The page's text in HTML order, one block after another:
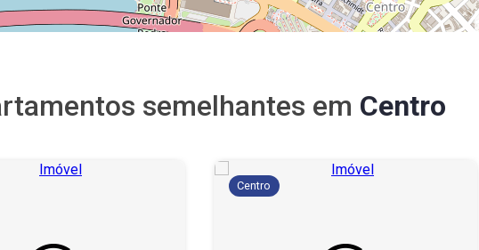
semelhantes em Centro
Centro